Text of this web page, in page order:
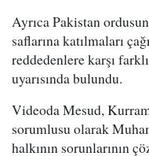
Ayrıca Pakistan
saflarına katılmaları
reddedenlere karşı
uyarısında bulundu.
Videoda Mesud,
sorumlusu olarak
halkının sorunlarının